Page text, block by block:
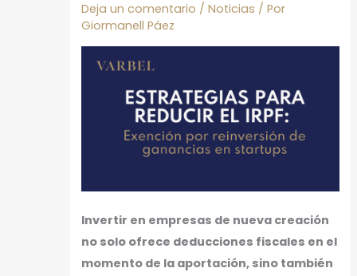
Deja un comentario /Noticias / Por
Giormanell Páez
Invertir en empresas de nueva creación
no solo ofrece deducciones fiscales en el
momento de la aportación, sino también